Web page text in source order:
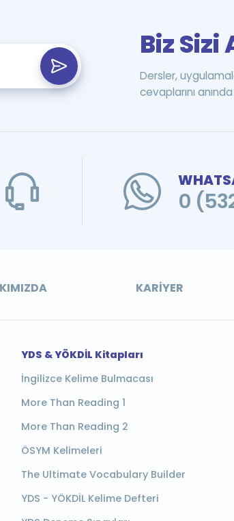
Biz Sizi
Dersler,
cevaplarını anında
0
KARIYER
YDS & YÖKDİL Kitapları
İngilizce Kelime Bulmacası
More Than Reading 1
More Than Reading 2
ÖSYM Kelimeleri
The Ultimate Vocabulary Builder
YDS - YÖKDİL Kelime Defteri